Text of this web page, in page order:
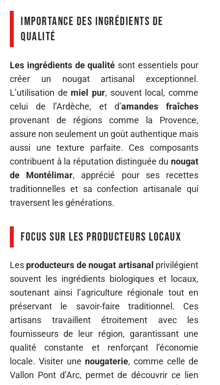
Importance des ingrédients de
qualité
Les ingrédients de qualité sont essentiels pour
créer un nougat artisanal exceptionnel.
L’utilisation de miel pur, souvent local, comme
celui de l’Ardèche, et d’amandes fraîches
provenant de régions comme la Provence,
assure non seulement un goût authentique mais
aussi une texture parfaite. Ces composants
contribuent à la réputation distinguée du nougat
de Montélimar, apprécié pour ses recettes
traditionnelles et sa confection artisanale qui
traversent les générations.
Focus sur les producteurs locaux
Les producteurs de nougat artisanal privilégient
souvent les ingrédients biologiques et locaux,
soutenant ainsi l’agriculture régionale tout en
préservant le savoir-faire traditionnel. Ces
artisans travaillent étroitement avec les
fournisseurs de leur région, garantissant une
qualité constante et renforçant l’économie
locale. Visiter une nougaterie, comme celle de
Vallon Pont d’Arc, permet de découvrir ce lien